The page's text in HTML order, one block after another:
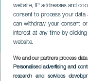
website, IP addresses and
consent to process your data
can withdraw your consent
interest at any time by
website.
We and our partners process
Personalised advertising and
research and services
Масара
концерте
ТЕНЕРИФЕ
Imagen
Listado